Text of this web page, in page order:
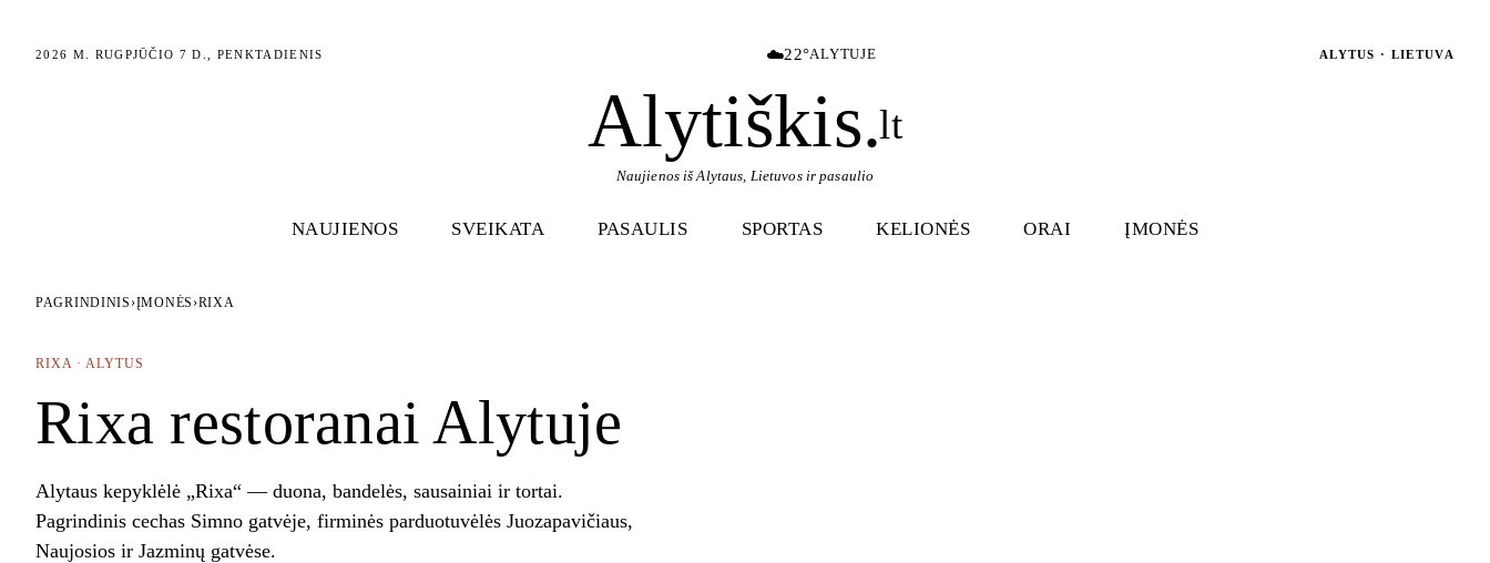
2026 M. RUGPJŪČIO 7 D., PENKTADIENIS ☁️22°ALYTUJE ALYTUS · LIETUVA
Alytiškis.lt
Naujienos iš Alytaus, Lietuvos ir pasaulio
NAUJIENOS SVEIKATA PASAULIS SPORTAS KELIONĖS ORAI ĮMONĖS
PAGRINDINIS ›ĮMONĖS ›RIXA
RIXA · ALYTUS
Rixa restoranai Alytuje
Alytaus kepyklėlė „Rixa“ — duona, bandelės, sausainiai ir tortai.
Pagrindinis cechas Simno gatvėje, firminės parduotuvėlės Juozapavičiaus,
Naujosios ir Jazminų gatvėse.